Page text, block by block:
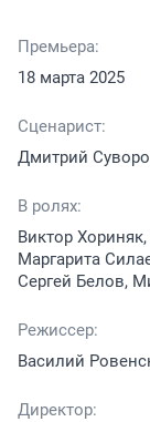
Премьера:
18 марта 2025
Сценарист:
Дмитрий
В ролях:
Виктор
Маргарита
Сергей Белов,
Режиссер:
Василий
Директор: